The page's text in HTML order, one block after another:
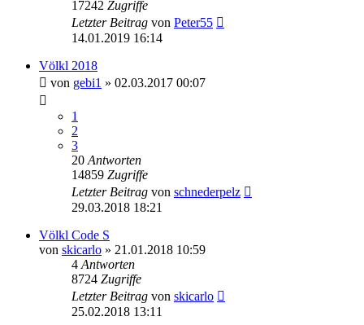
17242 Zugriffe
Letzter Beitrag von Peter55
14.01.2019 16:14
Völkl 2018
von gebi1 » 02.03.2017 00:07
1
2
3
20 Antworten
14859 Zugriffe
Letzter Beitrag von schnederpelz
29.03.2018 18:21
Völkl Code S
von skicarlo » 21.01.2018 10:59
4 Antworten
8724 Zugriffe
Letzter Beitrag von skicarlo
25.02.2018 13:11